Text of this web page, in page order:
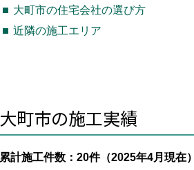
大町市の住宅会社の選び方
近隣の施工エリア
大町市の施工実績
累計施工件数：20件（2025年4月現在）